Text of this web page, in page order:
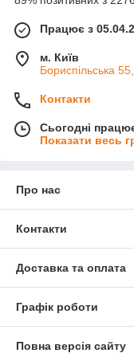
Працює з
м. Київ
Бориспільська
Контакти
Сьогодні
Показати весь
Про нас
Контакти
Доставка та оплата
Графік роботи
Повна версія сайту